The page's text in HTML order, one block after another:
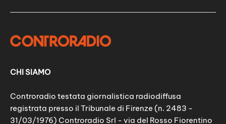
CHI SIAMO
Controradio testata giornalistica radiodiffusa
registrata presso il Tribunale di Firenze (n. 2483 -
31/03/1976) Controradio Srl - via del Rosso Fiorentino